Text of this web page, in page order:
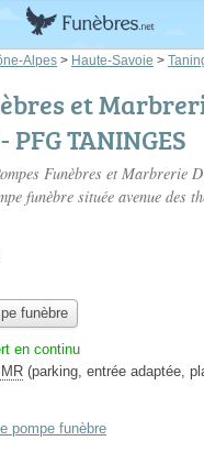
Alpes > Haute-Savoie >
et
PFG TANINGES
Funèbres et Marbrerie
funèbre située avenue des
funèbre
en continu
(parking, entrée adaptée,
pompe funèbre